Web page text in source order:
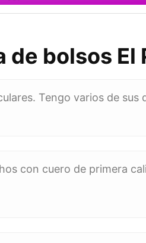
de bolsos El
Tengo varios de sus
con cuero de primera